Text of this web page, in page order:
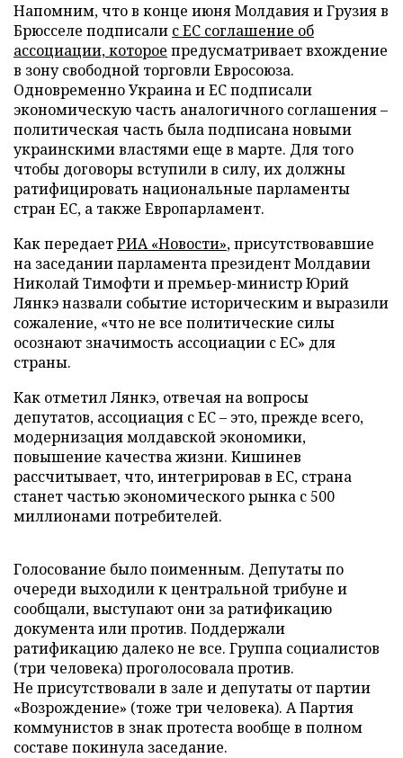
Напомним, что в конце июня Молдавия и Грузия в
Брюсселе подписали с ЕС соглашение об
ассоциации, которое предусматривает вхождение
в зону свободной торговли Евросоюза.
Одновременно Украина и ЕС подписали
экономическую часть аналогичного соглашения –
политическая часть была подписана новыми
украинскими властями еще в марте. Для того
чтобы договоры вступили в силу, их должны
ратифицировать национальные парламенты
стран ЕС, а также Европарламент.
Как передаетРИА «Новости», присутствовавшие
на заседании парламента президент Молдавии
Николай Тимофти и премьер-министр Юрий
Лянкэ назвали событие историческим и выразили
сожаление, «что не все политические силы
осознают значимость ассоциации с ЕС» для
страны.
Как отметил Лянкэ, отвечая на вопросы
депутатов, ассоциация с ЕС – это, прежде всего,
модернизация молдавской экономики,
повышение качества жизни. Кишинев
рассчитывает, что, интегрировав в ЕС, страна
станет частью экономического рынка с 500
миллионами потребителей.
Голосование было поименным. Депутаты по
очереди выходили к центральной трибуне и
сообщали, выступают они за ратификацию
документа или против. Поддержали
ратификацию далеко не все. Группа социалистов
(три человека) проголосовала против.
Не присутствовали в зале и депутаты от партии
«Возрождение» (тоже три человека). А Партия
коммунистов в знак протеста вообще в полном
составе покинула заседание.